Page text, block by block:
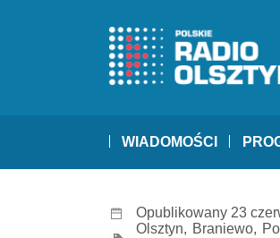
WIADOMOŚCI
Opublikowany 23
Olsztyn, Braniewo,